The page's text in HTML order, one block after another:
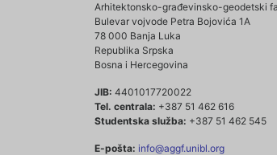
Arhitektonsko-građevinsko-geodetski
Bulevar vojvode Petra Bojovića 1A
78 000 Banja Luka
Republika Srpska
Bosna i Hercegovina
JIB: 4401017720022
Tel. centrala: +387 51 462 616
Studentska služba: +387 51 462 545
E-pošta: info@aggf.unibl.org